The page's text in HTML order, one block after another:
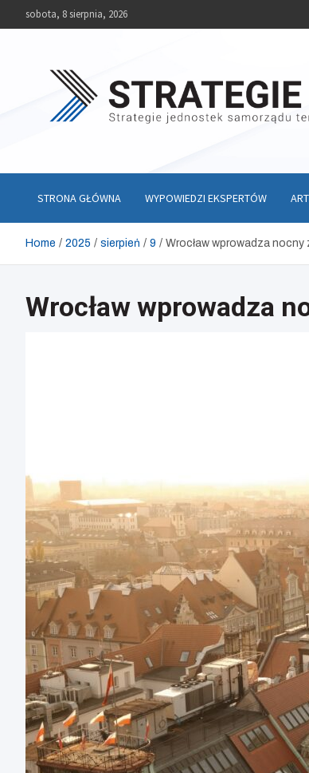
sobota, 8 sierpnia, 2026
STRONA GŁÓWNA WYPOWIEDZI EKSPERTÓW
Home 2025 sierpień 9 Wrocław wprowadza
Wrocław wprowadza